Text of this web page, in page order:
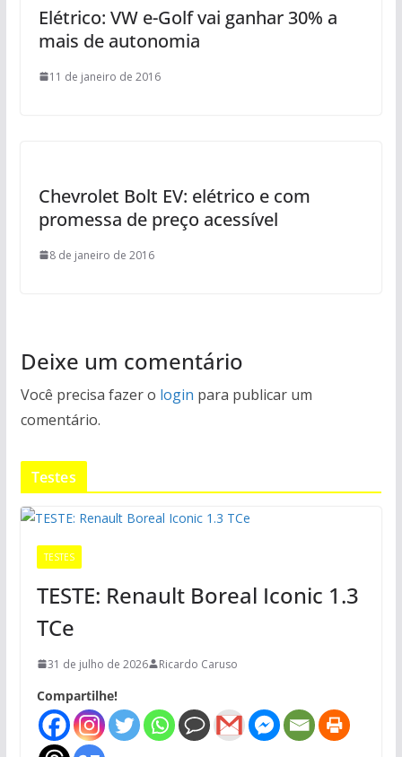
Elétrico: VW e-Golf vai ganhar 30% a
mais de autonomia
11 de janeiro de 2016
Chevrolet Bolt EV: elétrico e com
promessa de preço acessível
8 de janeiro de 2016
Deixe um comentário
Você precisa fazer o login para publicar um
comentário.
Testes
TESTES
TESTE: Renault Boreal Iconic 1.3
TCe
31 de julho de 2026 Ricardo Caruso
Compartilhe!